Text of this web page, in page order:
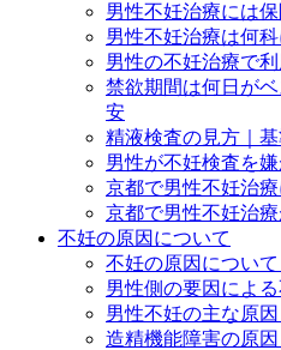
男性不妊治療には
男性不妊治療は何
男性の不妊治療で
禁欲期間は何日が
安
精液検査の見方｜
男性が不妊検査を
京都で男性不妊治
京都で男性不妊治
不妊の原因について
不妊の原因について
男性側の要因によ
男性不妊の主な原
造精機能障害の原